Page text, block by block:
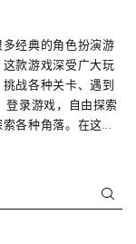
经典的角色扮演游
款游戏深受广大玩
战各种关卡、遇到
登录游戏，自由探索
各种角落。在这...